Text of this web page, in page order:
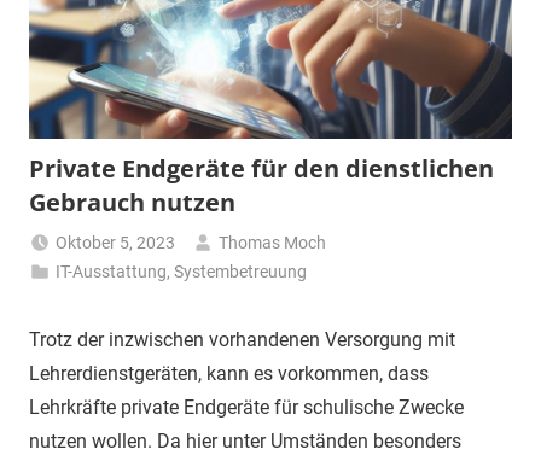
Private Endgeräte für den dienstlichen
Gebrauch nutzen
Oktober 5, 2023
Thomas Moch
IT-Ausstattung,Systembetreuung
Trotz der inzwischen vorhandenen Versorgung mit
Lehrerdienstgeräten, kann es vorkommen, dass
Lehrkräfte private Endgeräte für schulische Zwecke
nutzen wollen. Da hier unter Umständen besonders